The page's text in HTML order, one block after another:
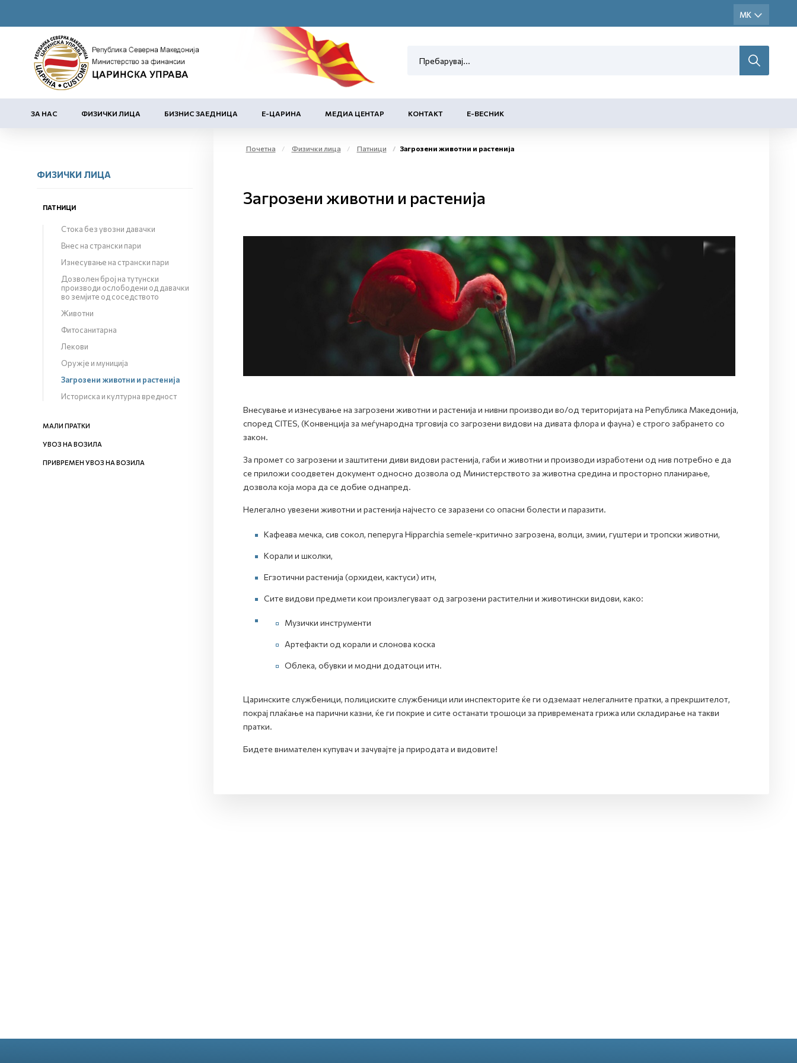
ЗА НАС ФИЗИЧКИ ЛИЦА БИЗНИС ЗАЕДНИЦА Е-ЦАРИНА МЕДИА ЦЕНТАР КОНТАКТ Е-ВЕСНИК
ФИЗИЧКИ ЛИЦА
ПАТНИЦИ
Стока без увозни давачки
Внес на странски пари
Изнесување на странски пари
Дозволен број на тутунски
производи ослободени од давачки
во земјите од соседството
Животни
Фитосанитарна
Лекови
Оружје и муниција
Загрозени животни и растенија
Историска и културна вредност
МАЛИ ПРАТКИ
УВОЗ НА ВОЗИЛА
ПРИВРЕМЕН УВОЗ НА ВОЗИЛА
Почетна Физички лица Патници Загрозени животни и растенија
Загрозени животни и растенија
Внесување и изнесување на загрозени животни и растенија и нивни производи во/од територијата на Република Mакедонија,
според CITES, (Конвенција за меѓународна трговија со загрозени видови на дивата флора и фауна) е строго забрането со
закон.
За промет со загрозени и заштитени диви видови растенија, габи и животни и производи изработени од нив потребно е да
се приложи соодветен документ односно дозвола од Mинистерството за животна средина и просторно планирање,
дозвола која мора да се добие однапред.
Нелегално увезени животни и растенија најчесто се заразени со опасни болести и паразити.
Кафеава мечка, сив сокол, пеперуга Hipparchia semele-критично загрозена, волци, змии, гуштери и тропски животни,
Корали и школки,
Егзотични растенија (орхидеи, кактуси) итн,
Сите видови предмети кои произлегуваат од загрозени растителни и животински видови, како:
Музички инструменти
Артефакти од корали и слонова коска
Облека, обувки и модни додатоци итн.
Царинските службеници, полициските службеници или инспекторите ќе ги одземаат нелегалните пратки, а прекршителот,
покрај плаќање на парични казни, ќе ги покрие и сите останати трошоци за привремената грижа или складирање на такви
пратки.
Бидете внимателен купувач и зачувајте ја природата и видовите!